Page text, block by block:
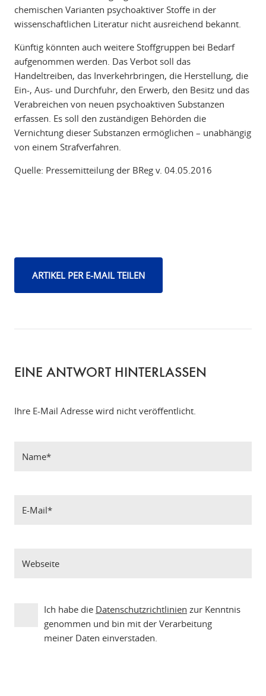
chemischen Varianten psychoaktiver Stoffe in der
wissenschaftlichen Literatur nicht ausreichend bekannt.
Künftig könnten auch weitere Stoffgruppen bei Bedarf
aufgenommen werden. Das Verbot soll das
Handeltreiben, das Inverkehrbringen, die Herstellung, die
Ein-, Aus- und Durchfuhr, den Erwerb, den Besitz und das
Verabreichen von neuen psychoaktiven Substanzen
erfassen. Es soll den zuständigen Behörden die
Vernichtung dieser Substanzen ermöglichen – unabhängig
von einem Strafverfahren.
Quelle: Pressemitteilung der BReg v. 04.05.2016
ARTIKEL PER E-MAIL TEILEN
EINE ANTWORT HINTERLASSEN
Ihre E-Mail Adresse wird nicht veröffentlicht.
Ich habe die Datenschutzrichtlinien zur Kenntnis
genommen und bin mit der Verarbeitung
meiner Daten einverstaden.